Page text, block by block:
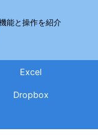
能と操作を紹介
Excel
Dropbox